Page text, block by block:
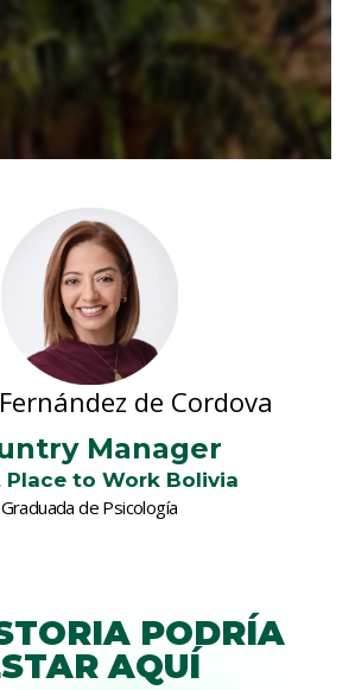
de Cordova
Manager
Place to Work Bolivia
Graduada de Psicología
PODRÍA
AQUÍ